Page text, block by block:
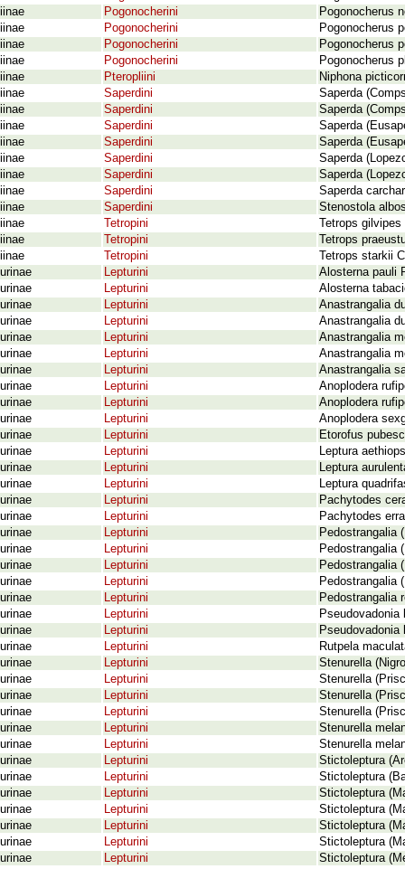
Pogonocherini
Pogonocherus
Pogonocherini
Pogonocherus
Pogonocherini
Pogonocherus
Pogonocherini
Pogonocherus
Pteropliini
Niphona
Saperdini
Saperda
Saperdini
Saperda
Saperdini
Saperda
Saperdini
Saperda
Saperdini
Saperda
Saperdini
Saperda
Saperdini
Saperda
Saperdini
Stenostola
Tetropini
Tetrops
Tetropini
Tetrops
Tetropini
Tetrops starkii
Lepturini
Alosterna pauli
Lepturini
Alosterna
Lepturini
Anastrangalia
Lepturini
Anastrangalia
Lepturini
Anastrangalia
Lepturini
Anastrangalia
Lepturini
Anastrangalia
Lepturini
Anoplodera
Lepturini
Anoplodera
Lepturini
Anoplodera
Lepturini
Etorofus
Lepturini
Leptura
Lepturini
Leptura
Lepturini
Leptura
Lepturini
Pachytodes
Lepturini
Pachytodes
Lepturini
Pedostrangalia
Lepturini
Pedostrangalia
Lepturini
Pedostrangalia
Lepturini
Pedostrangalia
Lepturini
Pedostrangalia
Lepturini
Pseudovadonia
Lepturini
Lepturini
Rutpela
Lepturini
Stenurella
Lepturini
Stenurella
Lepturini
Stenurella
Lepturini
Stenurella
Lepturini
Stenurella
Lepturini
Stenurella
Lepturini
Stictoleptura
Lepturini
Stictoleptura
Lepturini
Stictoleptura
Lepturini
Stictoleptura
Lepturini
Stictoleptura
Lepturini
Stictoleptura
Lepturini
Stictoleptura